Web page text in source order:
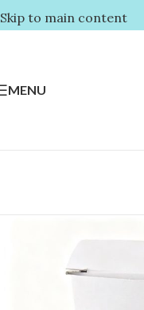
Skip to main content
MENU